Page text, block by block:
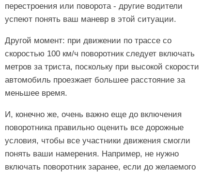
перестроения или поворота - другие водители
успеют понять ваш маневр в этой ситуации.
Другой момент: при движении по трассе со
скоростью 100 км/ч поворотник следует включать
метров за триста, поскольку при высокой скорости
автомобиль проезжает большее расстояние за
меньшее время.
И, конечно же, очень важно еще до включения
поворотника правильно оценить все дорожные
условия, чтобы все участники движения смогли
понять ваши намерения. Например, не нужно
включать поворотник заранее, если до желаемого